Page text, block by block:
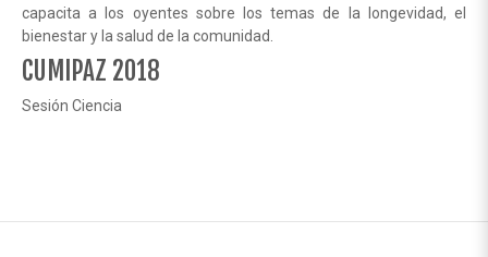
capacita a los oyentes sobre los temas de la longevidad, el
bienestar y la salud de la comunidad.
CUMIPAZ 2018
Sesión Ciencia